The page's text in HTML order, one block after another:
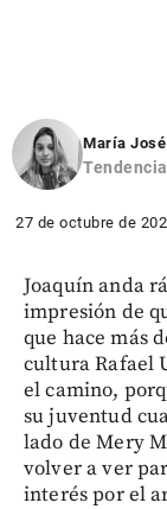
María
27 de octubre de
Joaquín anda
impresión de
que hace más
cultura Rafael
el camino,
su juventud
lado de Mery
volver a ver
interés por el